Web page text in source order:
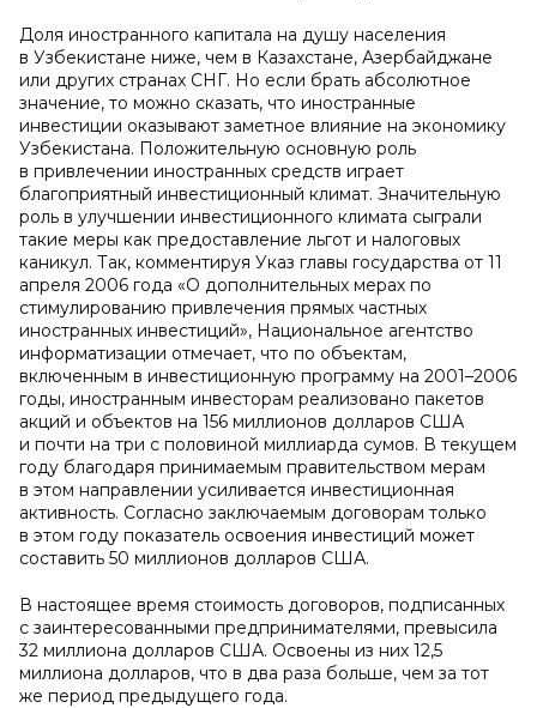
Доля иностранного капитала на душу населения
в Узбекистане ниже, чем в Казахстане, Азербайджане
или других странах СНГ. Но если брать абсолютное
значение, то можно сказать, что иностранные
инвестиции оказывают заметное влияние на экономику
Узбекистана. Положительную основную роль
в привлечении иностранных средств играет
благоприятный инвестиционный климат. Значительную
роль в улучшении инвестиционного климата сыграли
такие меры как предоставление льгот и налоговых
каникул. Так, комментируя Указ главы государства от 11
апреля 2006 года «О дополнительных мерах по
стимулированию привлечения прямых частных
иностранных инвестиций», Национальное агентство
информатизации отмечает, что по объектам,
включенным в инвестиционную программу на 2001–2006
годы, иностранным инвесторам реализовано пакетов
акций и объектов на 156 миллионов долларов США
и почти на три с половиной миллиарда сумов. В текущем
году благодаря принимаемым правительством мерам
в этом направлении усиливается инвестиционная
активность. Согласно заключаемым договорам только
в этом году показатель освоения инвестиций может
составить 50 миллионов долларов США.
В настоящее время стоимость договоров, подписанных
с заинтересованными предпринимателями, превысила
32 миллиона долларов США. Освоены из них 12,5
миллиона долларов, что в два раза больше, чем за тот
же период предыдущего года.